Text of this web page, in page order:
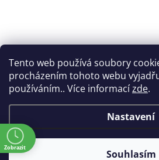
Tento web používá soubory
procházením tohoto webu
používáním.. Více informacízde.
Nastavení
Souhlasím
Zobrazit